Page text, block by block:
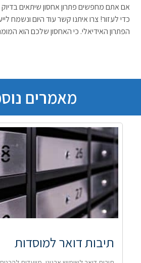
אם אתם מחפשים פתרון אחסון שיתאים
כדי לעזור! צרו איתנו קשר עוד היום ונשמח
הפתרון האידיאלי. כי האחסון שלכם הוא
מאמרים
תיבות דואר למוסדות